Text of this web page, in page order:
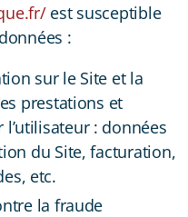
est susceptible
:
sur le Site et la
prestations et
: données
du Site, facturation,
etc.
la fraude